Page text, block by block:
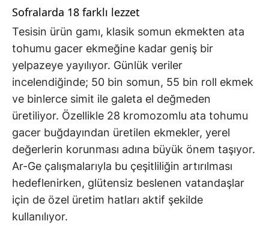
Sofralarda 18 farklı lezzet
Tesisin ürün gamı, klasik somun ekmekten ata
tohumu gacer ekmeğine kadar geniş bir
yelpazeye yayılıyor. Günlük veriler
incelendiğinde; 50 bin somun, 55 bin roll ekmek
ve binlerce simit ile galeta el değmeden
üretiliyor. Özellikle 28 kromozomlu ata tohumu
gacer buğdayından üretilen ekmekler, yerel
değerlerin korunması adına büyük önem taşıyor.
Ar-Ge çalışmalarıyla bu çeşitliliğin artırılması
hedeflenirken, glütensiz beslenen vatandaşlar
için de özel üretim hatları aktif şekilde
kullanılıyor.